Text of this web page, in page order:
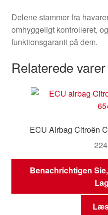
Delene stammer fra
omhyggeligt kontrolleret,
funktionsgaranti på dem.
Relaterede varer
ECU Airbag Citroën
Benachrichtigen